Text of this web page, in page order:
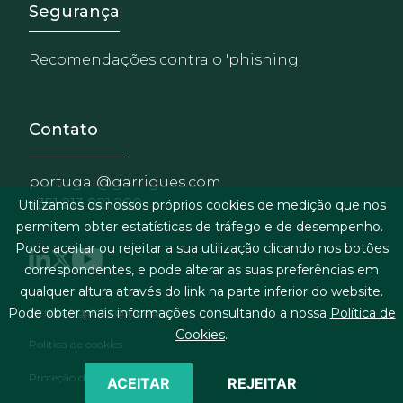
Footer - Extranet y
Segurança
Recomendações contra o 'phishing'
Contato
portugal@garrigues.com
+351 213 821 200
Menu de rodapé
Termos legais & condições gerais
Política de cookies
Proteção de dados pessoais
Utilizamos os nossos próprios cookies de medição que nos
permitem obter estatísticas de tráfego e de desempenho.
Pode aceitar ou rejeitar a sua utilização clicando nos botões
correspondentes, e pode alterar as suas preferências em
qualquer altura através do link na parte inferior do website.
Pode obter mais informações consultando a nossa Política de
Cookies.
ACEITAR REJEITAR